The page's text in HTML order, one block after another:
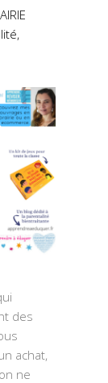
des
achat,
ne